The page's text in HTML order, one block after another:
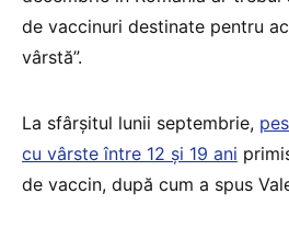
de vaccinuri destinate pentru
vârstă”.
La sfârșitul lunii septembrie,
cu vârste între 12 şi 19 ani
de vaccin, după cum a spus